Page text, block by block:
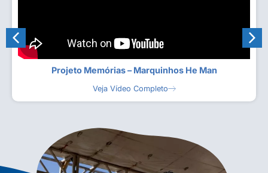
Projeto Memórias – Marquinhos He Man
Veja Vídeo Completo